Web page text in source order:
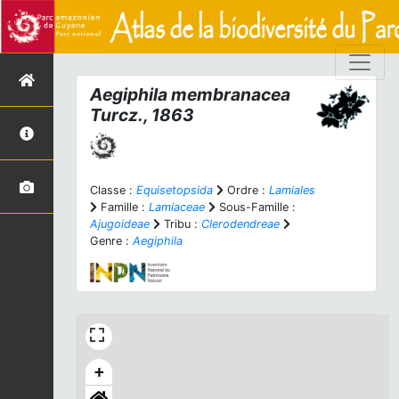
Aegiphila membranacea
Turcz., 1863
Classe : Equisetopsida Ordre : Lamiales
Famille : Lamiaceae
Sous-Famille :
Ajugoideae
Tribu : Clerodendreae
Genre : Aegiphila
+